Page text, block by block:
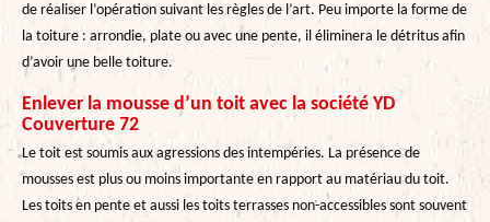
de réaliser l’opération suivant les règles de l’art. Peu importe la forme de
la toiture : arrondie, plate ou avec une pente, il éliminera le détritus afin
d’avoir une belle toiture.
Enlever la mousse d’un toit avec la société YD
Couverture 72
Le toit est soumis aux agressions des intempéries. La présence de
mousses est plus ou moins importante en rapport au matériau du toit.
Les toits en pente et aussi les toits terrasses non-accessibles sont souvent